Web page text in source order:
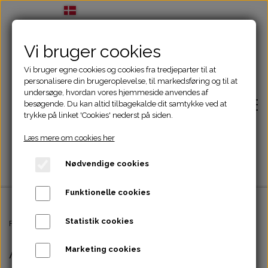
Forside
Forside
Andet
Vi bruger cookies
Vi bruger egne cookies og cookies fra tredjeparter til at
personalisere din brugeroplevelse, til markedsføring og til at
undersøge, hvordan vores hjemmeside anvendes af
besøgende. Du kan altid tilbagekalde dit samtykke ved at
trykke på linket 'Cookies' nederst på siden.
Læs mere om cookies her
Nødvendige cookies
Funktionelle cookies
Statistik cookies
Marketing cookies